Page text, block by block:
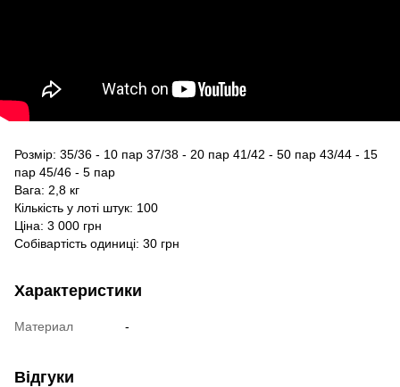
Розмір: 35/36 - 10 пар 37/38 - 20 пар 41/42 - 50 пар 43/44 - 15
пар 45/46 - 5 пар
Вага: 2,8 кг
Кількість у лоті штук: 100
Ціна: 3 000 грн
Собівартість одиниці: 30 грн
Характеристики
Материал -
Відгуки